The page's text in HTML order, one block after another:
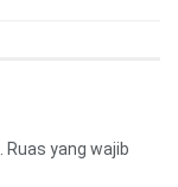
Ruas yang wajib